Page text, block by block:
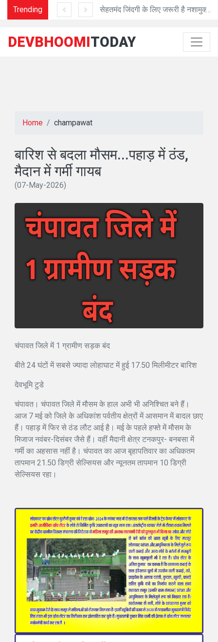
Trending
मिलेंगे DFO सेहतमंद जिंदगी के लिए जरूरी है नशामुक्त जिंदगीCMSD से 8
DEVBHOOMITODAY
Home champawat
बारिश से बदला मौसम...पहाड़ में ठंड,
मैदान में गर्मी गायब
(07-May-2026)
चंपावत जिले में 1 ग्रामीण सड़क बंद
बीते 24 घंटों में सबसे ज्यादा लोहाघाट में हुई 17.50 मिलीमीटर बारिश
देवभूमि टुडे
चंपावत। चंपावत जिले में मौसम के हाल अभी भी अनिश्चित बने हैं।
आज 7 मई को जिले के अधिकांश पर्वतीय क्षेत्रों में आसमान में बादल छाए
हैं। पहाड़ में फिर से ठंड लौट आई है। मई के पहले हफ्ते में मौसम के
मिजाज नवंबर-दिसंबर जैसे हैं। वहीं मैदानी क्षेत्र टनकपुर- बनबसा में
गर्मी का अहसास नहीं है। चंपावत का आज बृहापतिवार का अधिकतम
तापमान 21.50 डिग्री सेल्सियस और न्यूनतम तापमान 10 डिग्री
सेल्सियस रहा।